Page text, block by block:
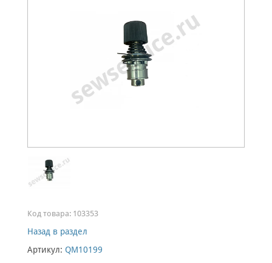
Код товара: 103353
Назад в раздел
Артикул: QM10199